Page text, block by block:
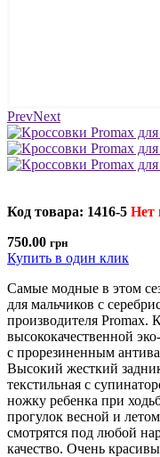
PrevNext
Код товара: 1416-5 Нет
750.00 грн
Купить в один клик
Самые модные в этом
для мальчиков с
производителя Promax.
высококачественной
с прорезиненным
Высокий жесткий
текстильная с
ножку ребенка при
прогулок весной и
смотрятся под любой
качество. Очень